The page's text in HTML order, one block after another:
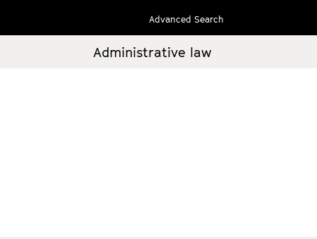
Advanced Search
Administrative law